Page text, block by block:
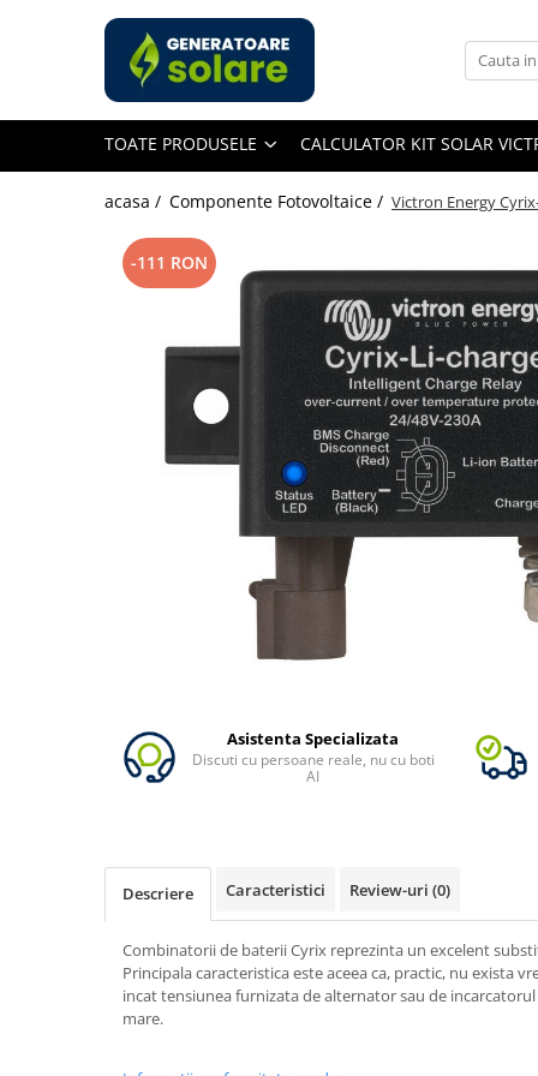
Toate Produsele
Cauta dupa capacitate
Intre 1000-2000W
Intre 2000-3000W
Cauta dupa marca
Accesorii Statii de Alimentare
Intre 2000-3000W
Toate generatoarele
Cauta dupa marca
TOATE PRODUSELE CALCULATOR KIT SOLAR
acasa / Componente Fotovoltaice / Victron Energy
-111 RON
Asistenta Specializata
Discuti cu persoane reale, nu cu boti
AI
Descriere Caracteristici Review-uri (0)
Combinatorii de baterii Cyrix reprezinta un excelent
Principala caracteristica este aceea ca, practic, nu exista
incat tensiunea furnizata de alternator sau de
mare.